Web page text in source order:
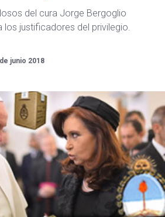
del cura Jorge Bergoglio
los justificadores del privilegio.
junio 2018